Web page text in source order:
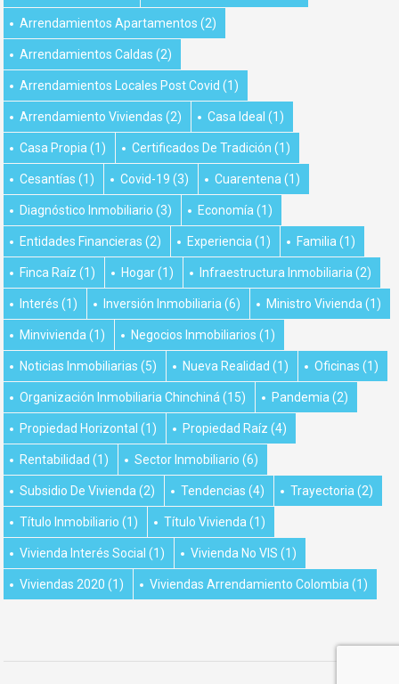
Arrendamientos Apartamentos (2)
Arrendamientos Caldas (2)
Arrendamientos Locales Post Covid (1)
Arrendamiento Viviendas (2) Casa Ideal (1)
Casa Propia (1) Certificados De Tradición (1)
Cesantías (1) Covid-19 (3) Cuarentena (1)
Diagnóstico Inmobiliario (3) Economía (1)
Entidades Financieras (2) Experiencia (1) Familia (1)
Finca Raíz (1) Hogar(1) Infraestructura Inmobiliaria (2)
Interés (1) Inversión Inmobiliaria (6) Ministro Vivienda (1)
Minvivienda (1) Negocios Inmobiliarios (1)
Noticias Inmobiliarias (5) Nueva Realidad (1) Oficinas (1)
Organización Inmobiliaria Chinchiná (15) Pandemia (2)
Propiedad Horizontal (1) Propiedad Raíz (4)
Rentabilidad (1) Sector Inmobiliario (6)
Subsidio De Vivienda (2) Tendencias (4) Trayectoria (2)
Título Inmobiliario (1) Título Vivienda (1)
Vivienda Interés Social (1) Vivienda No VIS (1)
Viviendas 2020 (1) Viviendas Arrendamiento Colombia (1)